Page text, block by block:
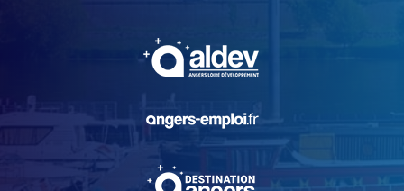
, Ouvre une nouvelle